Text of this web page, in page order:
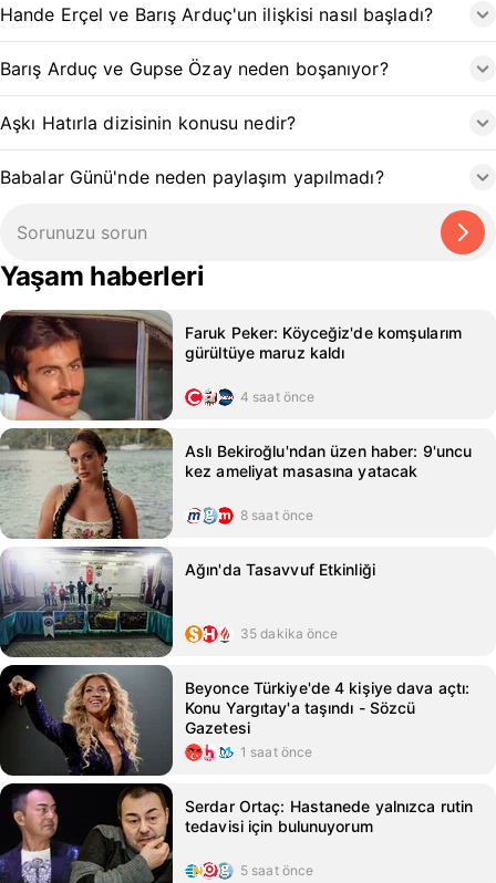
Hande Erçel ve Barış Arduç'un ilişkisi nasıl başladı?
Barış Arduç ve Gupse Özay neden boşanıyor?
Aşkı Hatırla dizisinin konusu nedir?
Babalar Günü'nde neden paylaşım yapılmadı?
Yaşam haberleri
Faruk Peker: Köyceğiz'de komşularım
gürültüye maruz kaldı
4 saat önce
Aslı Bekiroğlu'ndan üzen haber: 9'uncu
kez ameliyat masasına yatacak
8 saat önce
Ağın'da Tasavvuf Etkinliği
35 dakika önce
Beyonce Türkiye'de 4 kişiye dava açtı:
Konu Yargıtay'a taşındı - Sözcü
Gazetesi
1 saat önce
Serdar Ortaç: Hastanede yalnızca rutin
tedavisi için bulunuyorum
5 saat önce